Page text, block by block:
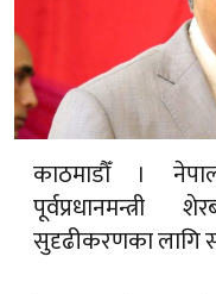
काठमाडौँ ।
पूर्वप्रधानमन्त्री
सुदृढीकरणका लागि